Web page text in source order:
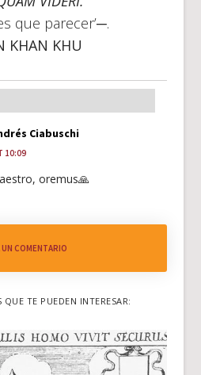
que parecer’─.
KHAN KHU
Ciabuschi
10:09
oremus🙏
COMENTARIO
TE PUEDEN INTERESAR: